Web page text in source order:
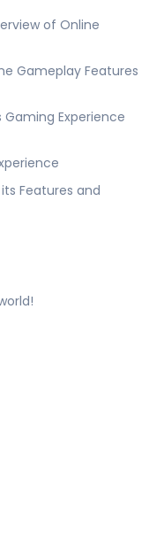
of Online
Gameplay Features
Gaming Experience
Features and